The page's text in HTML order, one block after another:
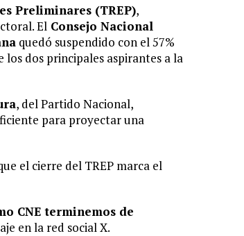
Preliminares (TREP),
El Consejo Nacional
quedó suspendido con el 57%
dos principales aspirantes a la
, del Partido Nacional,
para proyectar una
el cierre del TREP marca el
CNE terminemos de
en la red social X.